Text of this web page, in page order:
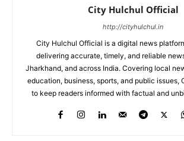
City Hulchul Official
http://cityhulchul.in
City Hulchul Official is a digital news
delivering accurate, timely, and reliable
Jharkhand, and across India. Covering local
education, business, sports, and public issues,
to keep readers informed with factual and